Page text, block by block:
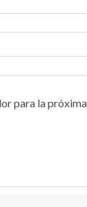
para la próxima